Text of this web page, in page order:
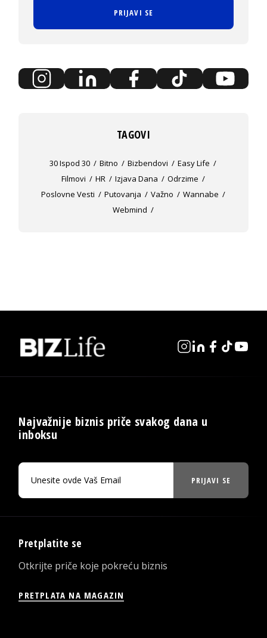
PRIJAVI SE
TAGOVI
30 Ispod 30 Bitno Bizbendovi
Easy Life
Filmovi
HR Izjava Dana
Odrzime
Poslovne Vesti
Putovanja Važno
Wannabe
Webmind
Najvažnije biznis priče svakog dana u
inboksu
PRIJAVI SE
Pretplatite se
Otkrijte priče koje pokreću biznis
PRETPLATA NA MAGAZIN